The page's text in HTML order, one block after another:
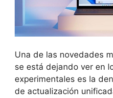
Una de las novedades
se está dejando ver en
experimentales es la
de actualización